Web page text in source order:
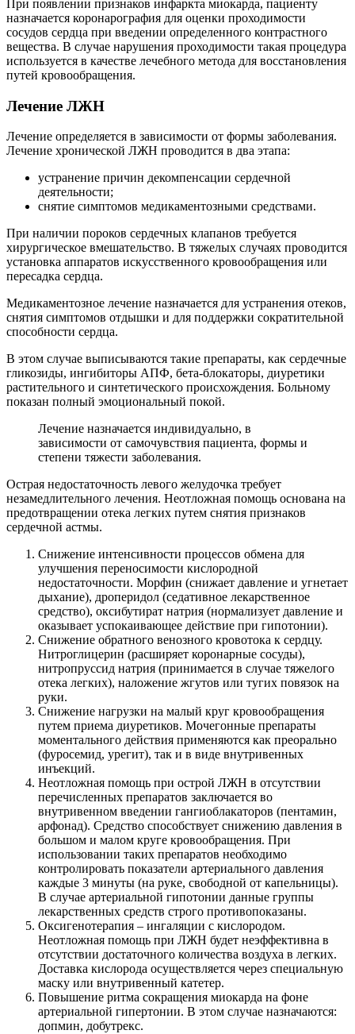
При появлении признаков инфаркта миокарда, пациенту
назначается коронарография для оценки проходимости
сосудов сердца при введении определенного контрастного
вещества. В случае нарушения проходимости такая процедура
используется в качестве лечебного метода для восстановления
путей кровообращения.
Лечение ЛЖН
Лечение определяется в зависимости от формы заболевания.
Лечение хронической ЛЖН проводится в два этапа:
устранение причин декомпенсации сердечной
деятельности;
снятие симптомов медикаментозными средствами.
При наличии пороков сердечных клапанов требуется
хирургическое вмешательство. В тяжелых случаях проводится
установка аппаратов искусственного кровообращения или
пересадка сердца.
Медикаментозное лечение назначается для устранения отеков,
снятия симптомов отдышки и для поддержки сократительной
способности сердца.
В этом случае выписываются такие препараты, как сердечные
гликозиды, ингибиторы АПФ, бета-блокаторы, диуретики
растительного и синтетического происхождения. Больному
показан полный эмоциональный покой.
Лечение назначается индивидуально, в
зависимости от самочувствия пациента, формы и
степени тяжести заболевания.
Острая недостаточность левого желудочка требует
незамедлительного лечения. Неотложная помощь основана на
предотвращении отека легких путем снятия признаков
сердечной астмы.
Снижение интенсивности процессов обмена для
улучшения переносимости кислородной
недостаточности. Морфин (снижает давление и угнетает
дыхание), дроперидол (седативное лекарственное
средство), оксибутират натрия (нормализует давление и
оказывает успокаивающее действие при гипотонии).
Снижение обратного венозного кровотока к сердцу.
Нитроглицерин (расширяет коронарные сосуды),
нитропруссид натрия (принимается в случае тяжелого
отека легких), наложение жгутов или тугих повязок на
руки.
Снижение нагрузки на малый круг кровообращения
путем приема диуретиков. Мочегонные препараты
моментального действия применяются как преорально
(фуросемид, урегит), так и в виде внутривенных
инъекций.
Неотложная помощь при острой ЛЖН в отсутствии
перечисленных препаратов заключается во
внутривенном введении гангиоблакаторов (пентамин,
арфонад). Средство способствует снижению давления в
большом и малом круге кровообращения. При
использовании таких препаратов необходимо
контролировать показатели артериального давления
каждые 3 минуты (на руке, свободной от капельницы).
В случае артериальной гипотонии данные группы
лекарственных средств строго противопоказаны.
Оксигенотерапия – ингаляции с кислородом.
Неотложная помощь при ЛЖН будет неэффективна в
отсутствии достаточного количества воздуха в легких.
Доставка кислорода осуществляется через специальную
маску или внутривенный катетер.
Повышение ритма сокращения миокарда на фоне
артериальной гипертонии. В этом случае назначаются:
допмин, добутрекс.